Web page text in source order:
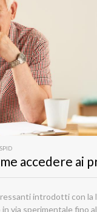
SPID
introdotti con la
via sperimentale fino al